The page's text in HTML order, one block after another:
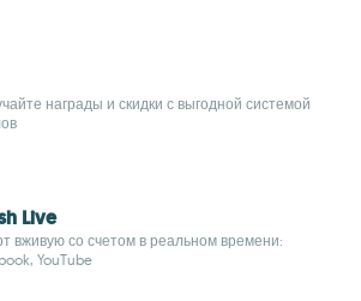
награды и скидки с выгодной системой
Live
вживую со счетом в реальном времени:
YouTube